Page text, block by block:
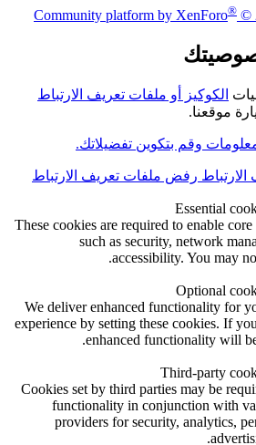
Community platform by XenForo® ©
الكوكيز أو ملفات تعريف الارتباط
موقعنا.
وقم بتكوين تفضيلاتك.
رفض ملفات تعريف الارتباط
Essential
These cookies are required to enable
such as security, network
accessibility. You may
Optional
We deliver enhanced functionality for
experience by setting these cookies. If
enhanced functionality will
Third-party
Cookies set by third parties may be
functionality in conjunction with
providers for security, analytics,